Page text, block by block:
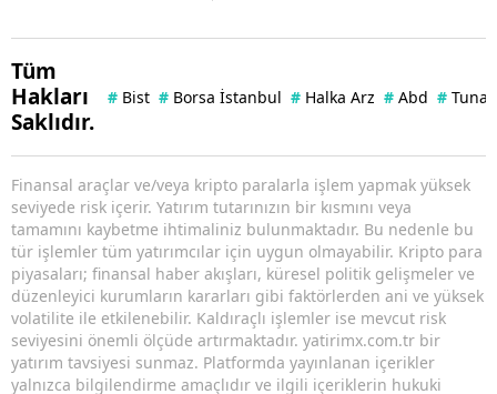
Tüm
Hakları
Saklıdır.
# Bist # Borsa İstanbul # Halka Arz # Abd # Tuna
Finansal araçlar ve/veya kripto paralarla işlem yapmak yüksek
seviyede risk içerir. Yatırım tutarınızın bir kısmını veya
tamamını kaybetme ihtimaliniz bulunmaktadır. Bu nedenle bu
tür işlemler tüm yatırımcılar için uygun olmayabilir. Kripto para
piyasaları; finansal haber akışları, küresel politik gelişmeler ve
düzenleyici kurumların kararları gibi faktörlerden ani ve yüksek
volatilite ile etkilenebilir. Kaldıraçlı işlemler ise mevcut risk
seviyesini önemli ölçüde artırmaktadır. yatirimx.com.tr bir
yatırım tavsiyesi sunmaz. Platformda yayınlanan içerikler
yalnızca bilgilendirme amaçlıdır ve ilgili içeriklerin hukuki